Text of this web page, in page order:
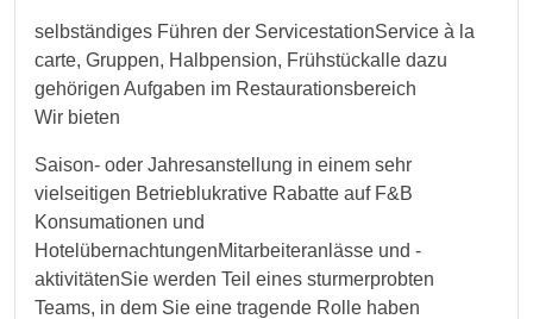
selbständiges Führen der ServicestationService à la
carte, Gruppen, Halbpension, Frühstückalle dazu
gehörigen Aufgaben im Restaurationsbereich
Wir bieten
Saison- oder Jahresanstellung in einem sehr
vielseitigen Betrieblukrative Rabatte auf F&B
Konsumationen und
HotelübernachtungenMitarbeiteranlässe und -
aktivitätenSie werden Teil eines sturmerprobten
Teams, in dem Sie eine tragende Rolle haben